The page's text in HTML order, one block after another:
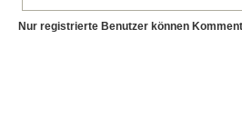
Nur registrierte Benutzer können